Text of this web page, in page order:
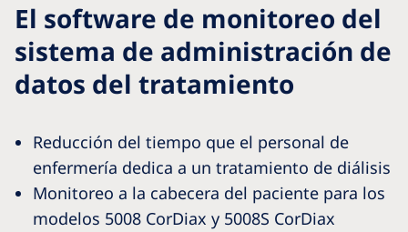
El software de monitoreo del
sistema de administración de
datos del tratamiento
Reducción del tiempo que el personal de
enfermería dedica a un tratamiento de diálisis
Monitoreo a la cabecera del paciente para los
modelos 5008 CorDiax y 5008S CorDiax